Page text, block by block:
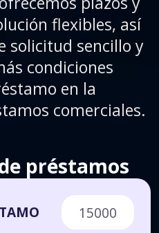
flexibles, así
solicitud sencillo y
condiciones
en la
comerciales.
préstamos